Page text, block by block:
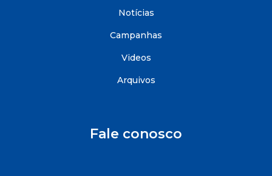
Notícias
Campanhas
Videos
Arquivos
Fale conosco